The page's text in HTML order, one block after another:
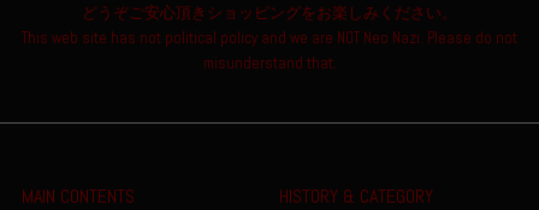
どうぞご安心頂きショッピングをお楽しみください。
This web site has not political policy and we are NOT Neo Nazi. Please do not
misunderstand that.
MAIN CONTENTS HISTORY & CATEGORY